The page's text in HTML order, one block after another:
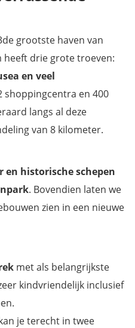
grootste haven van
heeft drie grote troeven:
en veel
shoppingcentra en 400
langs al deze
van 8 kilometer.
en historische schepen
. Bovendien laten we
zien in een nieuwe
met als belangrijkste
kindvriendelijk inclusief
je terecht in twee